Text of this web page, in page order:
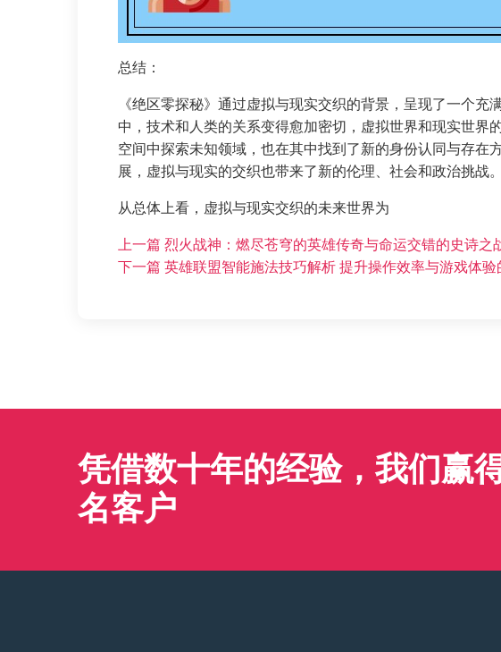
总结：
《绝区零探秘》通过虚拟与现实交织的背景，呈现了一个充
中，技术和人类的关系变得愈加密切，虚拟世界和现实世界
空间中探索未知领域，也在其中找到了新的身份认同与存在
展，虚拟与现实的交织也带来了新的伦理、社会和政治挑战。
从总体上看，虚拟与现实交织的未来世界为
上一篇 烈火战神：燃尽苍穹的英雄传奇与命运交错的史诗之
下一篇 英雄联盟智能施法技巧解析 提升操作效率与游戏体
凭借数十年的经验，我们赢
名客户